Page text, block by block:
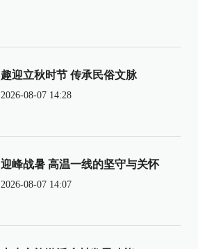
趣迎立秋时节 传承民俗文脉
2026-08-07 14:28
迎峰战暑 高温一线的坚守与关怀
2026-08-07 14:07